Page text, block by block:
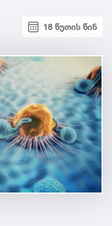
18 წუთის წინ